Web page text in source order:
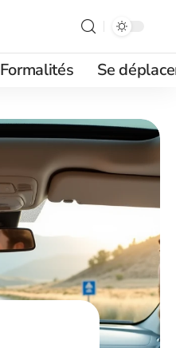
Formalités Se